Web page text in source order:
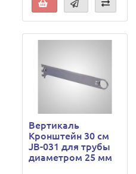
Вертикаль
Кронштейн 30 см
JB-031 для трубы
диаметром 25 мм